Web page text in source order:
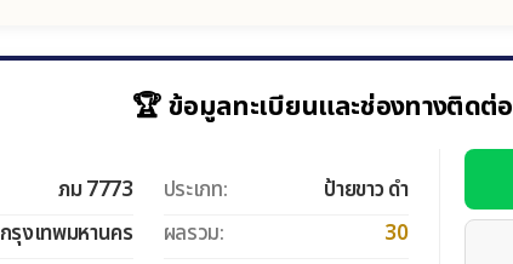
🏆 ข้อมูลทะเบียนและช่องทางติดต่อ
ภม 7773
กรุงเทพมหานคร
ประเภท:
ป้ายขาว ดำ
ผลรวม:
30